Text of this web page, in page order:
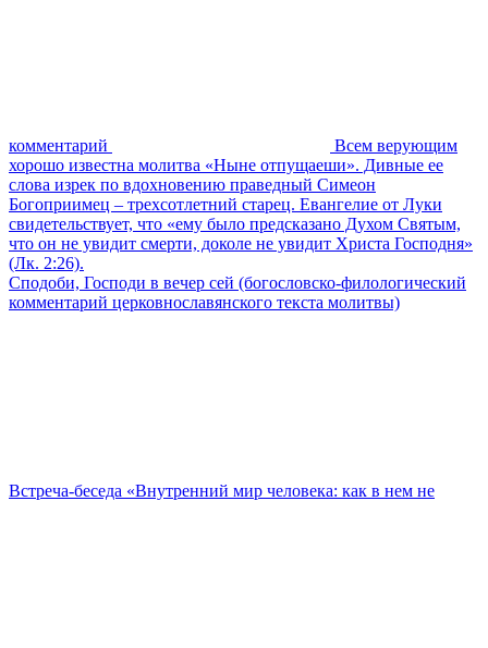
комментарий
Всем верующим
хорошо известна молитва «Ныне отпущаеши». Дивные ее
слова изрек по вдохновению праведный Симеон
Богоприимец – трехсотлетний старец. Евангелие от Луки
свидетельствует, что «ему было предсказано Духом Святым,
что он не увидит смерти, доколе не увидит Христа Господня»
(Лк. 2:26).
Сподоби, Господи в вечер сей (богословско-филологический
комментарий церковнославянского текста молитвы)
Встреча-беседа «Внутренний мир человека: как в нем не